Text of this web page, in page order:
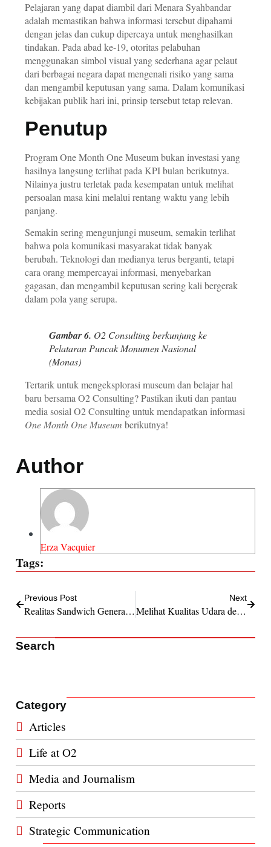
Pelajaran yang dapat diambil dari Menara Syahbandar
adalah memastikan bahwa informasi tersebut dipahami
dengan jelas dan cukup dipercaya untuk menghasilkan
tindakan. Pada abad ke-19, otoritas pelabuhan
menggunakan simbol visual yang sederhana agar pelaut
dari berbagai negara dapat mengenali risiko yang sama
dan mengambil keputusan yang sama. Dalam komunikasi
kebijakan publik hari ini, prinsip tersebut tetap relevan.
Penutup
Program One Month One Museum bukan investasi yang
hasilnya langsung terlihat pada KPI bulan berikutnya.
Nilainya justru terletak pada kesempatan untuk melihat
persoalan masa kini melalui rentang waktu yang lebih
panjang.
Semakin sering mengunjungi museum, semakin terlihat
bahwa pola komunikasi masyarakat tidak banyak
berubah. Teknologi dan medianya terus berganti, tetapi
cara orang mempercayai informasi, menyebarkan
gagasan, dan mengambil keputusan sering kali bergerak
dalam pola yang serupa.
Gambar 6. O2 Consulting berkunjung ke
Pelataran Puncak Monumen Nasional
(Monas)
Tertarik untuk mengeksplorasi museum dan belajar hal
baru bersama O2 Consulting? Pastikan ikuti dan pantau
media sosial O2 Consulting untuk mendapatkan informasi
One Month One Museum berikutnya!
Author
Erza Vacquier
Tags:
Previous Post
Realitas Sandwich Generation dalam Karya Seni
Next
Melihat Kualitas Udara dengan Cara Baru bersama Udara Jakarta
Search
Category
Articles
Life at O2
Media and Journalism
Reports
Strategic Communication